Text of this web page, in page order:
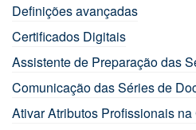
Definições avançadas
Certificados Digitais
Assistente de Preparação das
Comunicação das Séries de
Ativar Atributos Profissionais